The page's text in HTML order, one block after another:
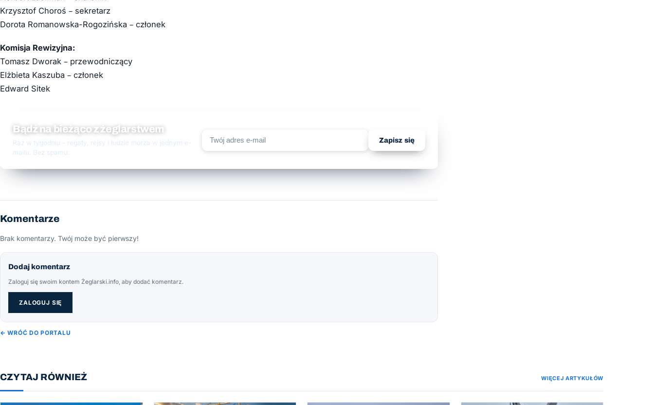
Krzysztof Choroś – sekretarz
Dorota Romanowska-Rogozińska – członek
Komisja Rewizyjna:
Tomasz Dworak – przewodniczący
Elżbieta Kaszuba – członek
Edward Sitek
Bądź na bieżąco z żeglarstwem
Raz w tygodniu - regaty, rejsy i ludzie morza w jednym e-
mailu. Bez spamu.
Zapisz się
Komentarze
Brak komentarzy. Twój może być pierwszy!
Dodaj komentarz
Zaloguj się swoim kontem Żeglarski.info, aby dodać komentarz.
ZALOGUJ SIĘ
← WRÓĆ DO PORTALU
CZYTAJ RÓWNIEŻ WIĘCEJ ARTYKUŁÓW